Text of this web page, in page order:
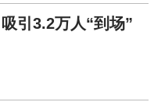
引3.2万人“到场”